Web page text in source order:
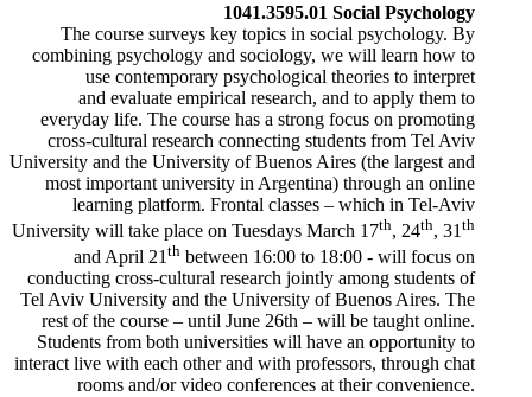
1041.3595.01 Social Psychology
​The course surveys key topics in social psychology. By
combining psychology and sociology, we will learn how to
use contemporary psychological theories to interpret
and evaluate empirical research, and to apply them to
everyday life. The course has a strong focus on promoting
cross-cultural research connecting students from Tel Aviv
University and the University of Buenos Aires (the largest and
most important university in Argentina) through an online
learning platform. Frontal classes – which in Tel-Aviv
University will take place on Tuesdays March 17th, 24th, 31 th
and April 21 th between 16:00 to 18:00 - will focus on
conducting cross-cultural research jointly among students of
Tel Aviv University and the University of Buenos Aires. The
rest of the course – until June 26th – will be taught online.
Students from both universities will have an opportunity to
interact live with each other and with professors, through chat
rooms and/or video conferences at their convenience.